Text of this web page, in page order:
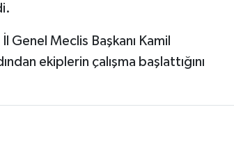
Genel Meclis Başkanı Kamil
ekiplerin çalışma başlattığını